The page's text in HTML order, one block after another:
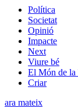
Política
Societat
Opinió
Impacte
Next
Viure bé
El Món de la
Criar
ara mateix